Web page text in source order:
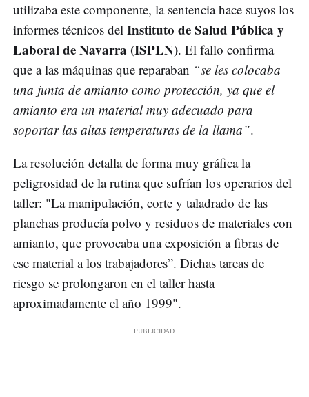
utilizaba este componente, la sentencia hace suyos los
informes técnicos del Instituto de Salud Pública y
Laboral de Navarra (ISPLN). El fallo confirma
que a las máquinas que reparaban “se les colocaba
una junta de amianto como protección, ya que el
amianto era un material muy adecuado para
soportar las altas temperaturas de la llama”.
La resolución detalla de forma muy gráfica la
peligrosidad de la rutina que sufrían los operarios del
taller: "La manipulación, corte y taladrado de las
planchas producía polvo y residuos de materiales con
amianto, que provocaba una exposición a fibras de
ese material a los trabajadores”. Dichas tareas de
riesgo se prolongaron en el taller hasta
aproximadamente el año 1999".